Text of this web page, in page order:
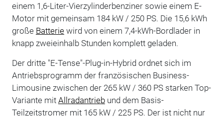
einem 1,6-Liter-Vierzylinderbenziner sowie einem E-
Motor mit gemeinsam 184 kW / 250 PS. Die 15,6 kWh
große Batteriewird von einem 7,4-kWh-Bordlader in
knapp zweieinhalb Stunden komplett geladen.
Der dritte "E-Tense"-Plug-in-Hybrid ordnet sich im
Antriebsprogramm der französischen Business-
Limousine zwischen der 265 kW / 360 PS starken Top-
Variante mit Allradantriebund dem Basis-
Teilzeitstromer mit 165 kW / 225 PS. Der ist nicht nur